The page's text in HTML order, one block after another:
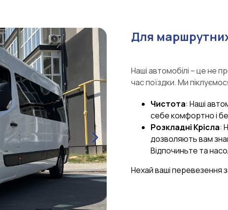
Для
Наші автомобілі – це не
час поїздки. Ми
Чистота: Наші
себе комфортно і
Розкладні Крісла:
дозволяють вам
Відпочиньте та
Нехай ваші перевезення